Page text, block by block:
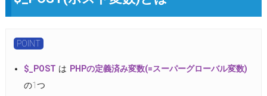
POINT
$_POST は PHPの定義済み変数(=スーパーグローバル変数)
の1つ